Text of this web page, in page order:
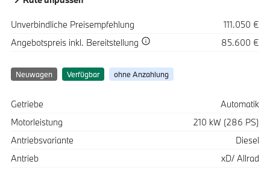
SpezifikationWert
Unverbindliche Preisempfehlung
111.050 €
Spezifikation Wert
Angebotspreis inkl. Bereitstellung 85.600 €
Neuwagen Verfügbar ohne Anzahlung
Spezifikation
Getriebe
Automatik
Motorleistung
210 kW (286 PS)
Antriebsvariante
Diesel
Antrieb
xD/ Allrad